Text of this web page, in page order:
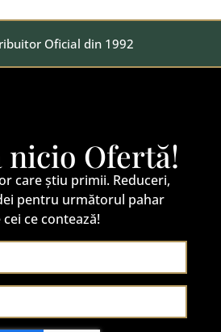
Oficial din 1992
nicio Ofertă!
care știu primii. Reduceri,
pentru următorul pahar
ce contează!